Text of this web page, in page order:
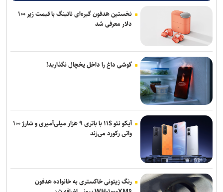
نخستین هدفون گیره‌ای ناتینگ با قیمت زیر ۱۰۰
دلار معرفی شد
گوشی داغ را داخل یخچال نگذارید!
آیکو نئو ۱۱S با باتری ۹ هزار میلی‌آمپری و شارژ ۱۰۰
واتی رکورد می‌زند
رنگ زیتونی خاکستری به خانواده هدفون